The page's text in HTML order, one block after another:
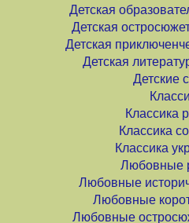
Детская
Детская
Детская
Детская
Детские
Классика
Классика
Классика
Любовные
Любовные
Любовные
Любовные